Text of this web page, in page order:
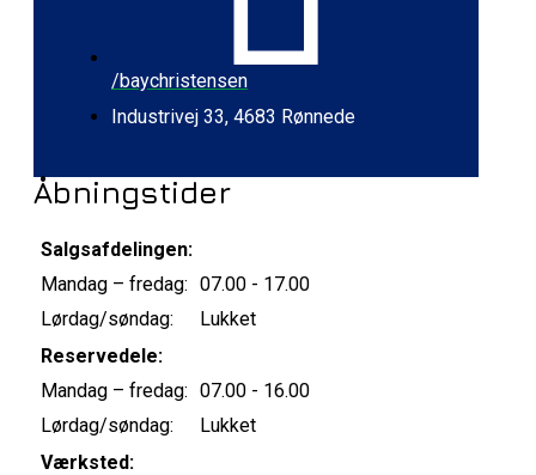
/baychristensen
Industrivej 33, 4683 Rønnede
Åbningstider
Salgsafdelingen:
Mandag – fredag: 07.00 - 17.00
Lørdag/søndag:
Lukket
Reservedele:
Mandag – fredag: 07.00 - 16.00
Lørdag/søndag:
Lukket
Værksted: